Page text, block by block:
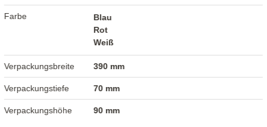
Farbe
Blau
Rot
Weiß
Verpackungsbreite 390 mm
Verpackungstiefe 70 mm
Verpackungshöhe 90 mm